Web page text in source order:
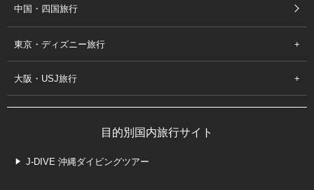
中国・四国旅行
東京・ディズニー旅行
大阪・USJ旅行
目的別国内旅行サイト
J-DIVE 沖縄ダイビングツアー